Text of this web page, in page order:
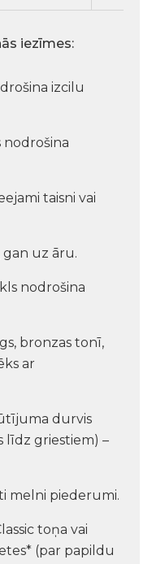
iezīmes:
izcilu
nodrošina
taisni vai
gan uz āru.
nodrošina
bronzas tonī,
ar
durvis
līdz griestiem) –
melni piederumi.
toņa vai
(par papildu